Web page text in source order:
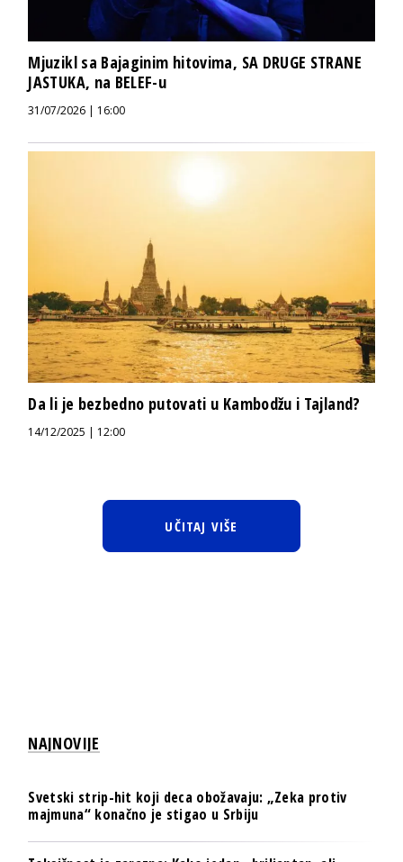
Mjuzikl sa Bajaginim hitovima, SA DRUGE STRANE
JASTUKA, na BELEF-u
31/07/2026 | 16:00
Da li je bezbedno putovati u Kambodžu i Tajland?
14/12/2025 | 12:00
UČITAJ VIŠE
NAJNOVIJE
Svetski strip-hit koji deca obožavaju: „Zeka protiv
majmuna“ konačno je stigao u Srbiju